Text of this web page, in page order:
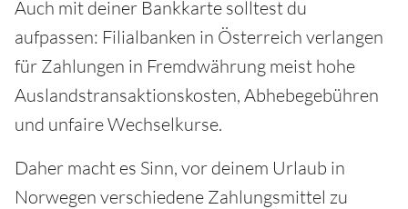
Auch mit deiner Bankkarte solltest du
aufpassen: Filialbanken in Österreich verlangen
für Zahlungen in Fremdwährung meist hohe
Auslandstransaktionskosten, Abhebegebühren
und unfaire Wechselkurse.
Daher macht es Sinn, vor deinem Urlaub in
Norwegen verschiedene Zahlungsmittel zu